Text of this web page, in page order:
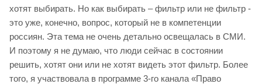
хотят выбирать. Но как выбирать – фильтр или не фильтр -
это уже, конечно, вопрос, который не в компетенции
россиян. Эта тема не очень детально освещалась в СМИ.
И поэтому я не думаю, что люди сейчас в состоянии
решить, хотят они или не хотят видеть этот фильтр. Более
того, я участвовала в программе 3-го канала «Право